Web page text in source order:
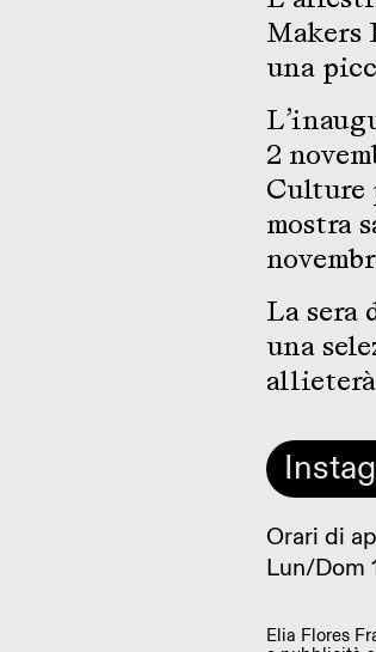
Makers
una
2
Culture
mostra
La sera
una
Orari di
Lun/Dom
Elia Flores